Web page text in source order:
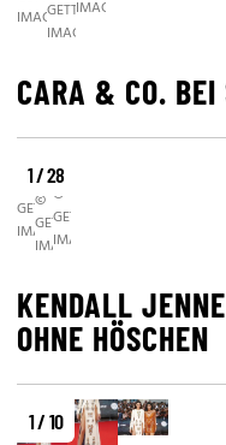
IMAGESGETTY
IMAGES
IMAGES
CARA & CO. BEI
1 / 28
GETTY
IMAGES
©
GETTY
IMAGES
©
GETTY
IMAGES
KENDALL
OHNE HÖSCHEN
1 / 10